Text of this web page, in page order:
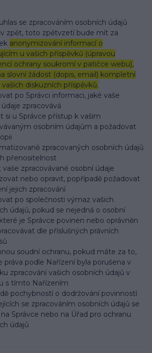
se zpracováním osobních údajů
zpět, toto zpětvzetí bude mít za
anonymizování informací o
u vašich příspěvků (úpravou
ochrany soukromí v patičce webu),
slovní žádost (dopis, email) kompletní
diskuzních příspěvků.
po Správci informaci, jaké vaše
zpracovává
si u Správce přístup k vašim
osobním údajům a požadovat
zpracovaných osobních údajů
přenositelnost
vaše zpracovávané osobní údaje
nebo opravit, popřípadě požadovat
jejich zpracování
po společnosti výmaz vašich
údajů, pokud se nejedná o osobní
je Správce povinen nebo oprávněn
dle příslušných právních
soudní ochranu, pokud máte za to,
práva podle Nařízení byla porušena v
zpracování vašich osobních údajů v
s tímto Nařízením
pochybností o dodržování povinností
se zpracováním osobních údajů se
Správce nebo na Úřad pro ochranu
údajů